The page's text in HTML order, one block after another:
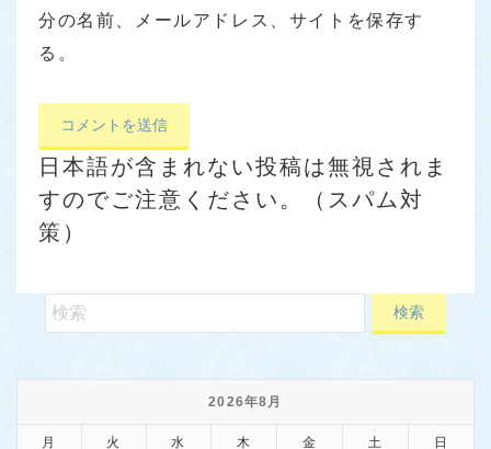
分の名前、メールアドレス、サイトを保存す
る。
日本語が含まれない投稿は無視されま
すのでご注意ください。（スパム対
策）
2026年8月
月 火 水 木 金 土 日